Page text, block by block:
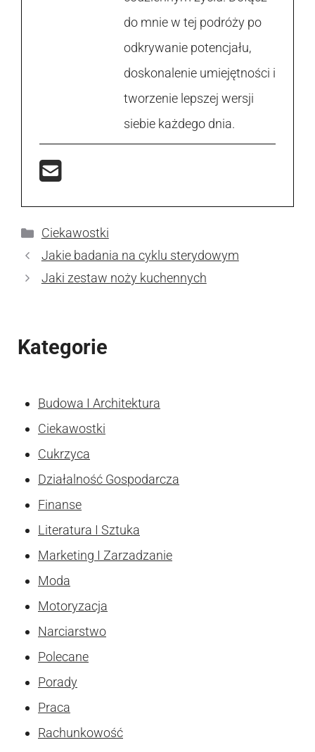
do mnie w tej podróży po
odkrywanie potencjału,
doskonalenie umiejętności i
tworzenie lepszej wersji
siebie każdego dnia.
Kategorie
Ciekawostki
Jakie badania na cyklu sterydowym
Jaki zestaw noży kuchennych
Kategorie
Budowa I Architektura
Ciekawostki
Cukrzyca
Działalność Gospodarcza
Finanse
Literatura I Sztuka
Marketing I Zarzadzanie
Moda
Motoryzacja
Narciarstwo
Polecane
Porady
Praca
Rachunkowość